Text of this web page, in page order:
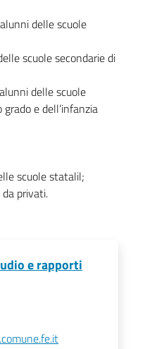
delle scuole
scuole secondarie di
delle scuole
e dell’infanzia
scuole statalil;
privati.
e rapporti